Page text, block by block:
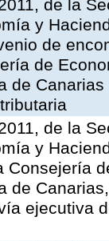
de la
y
de
de
de
de la
y
Consejería
de
ejecutiva